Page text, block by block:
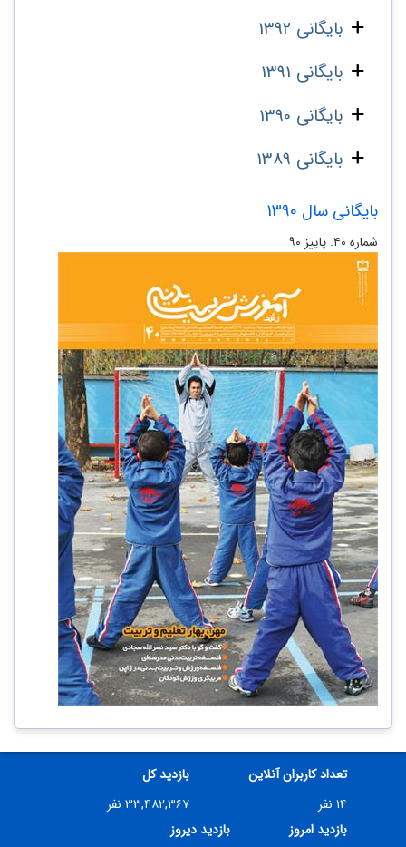
بایگانی 1392
بایگانی 1391
بایگانی 1390
بایگانی 1389
بایگانی سال 1390
شماره‌ ۴۰. پاییز ۹۰
تعداد کاربران آنلاین
۱۴ نفر
بازدید کل
۳۳,۴۸۲,۳۶۷ نفر
بازدید امروز
بازدید دیروز